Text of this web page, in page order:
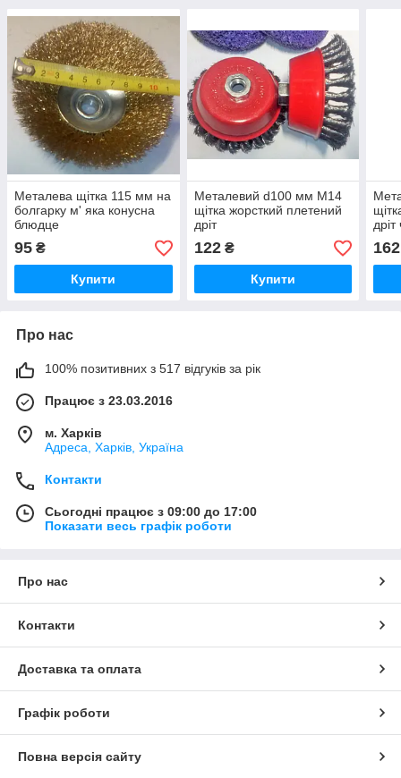
Металева щiтка 115 мм на
болгарку м' яка конусна
блюдце
95 ₴
Купити
Металевий d100 мм M14
щітка жорсткий плетений
дріт
122₴
Купити
162
Про нас
100% позитивних з 517 відгуків за рік
Працює з 23.03.2016
м. Харків
Адреса, Харків, Україна
Контакти
Сьогодні працює з 09:00 до 17:00
Показати весь графік роботи
Про нас
Контакти
Доставка та оплата
Графік роботи
Повна версія сайту